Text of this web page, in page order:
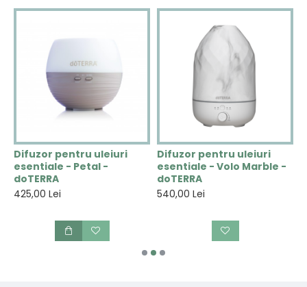
Difuzor pentru uleiuri
esentiale - Petal -
doTERRA
425,00 Lei
Difuzor pentru uleiuri
esentiale - Volo Marble -
doTERRA
540,00 Lei